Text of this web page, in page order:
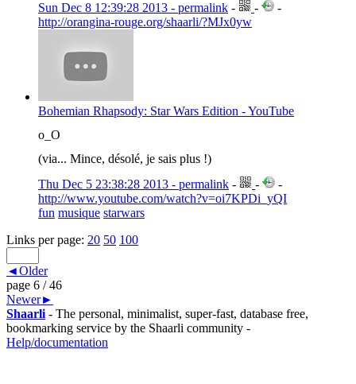
Sun Dec 8 12:39:28 2013 - permalink - -
-
http://orangina-rouge.org/shaarli/?MJx0yw
Bohemian Rhapsody: Star Wars Edition - YouTube
o_O
(via... Mince, désolé, je sais plus !)
Thu Dec 5 23:38:28 2013 - permalink - -
-
http://www.youtube.com/watch?v=oi7KPDi_yQI
fun musique starwars
Links per page: 20 50 100
◄Older
page 6 / 46
Newer►
Shaarli - The personal, minimalist, super-fast, database free,
bookmarking service by the Shaarli community -
Help/documentation